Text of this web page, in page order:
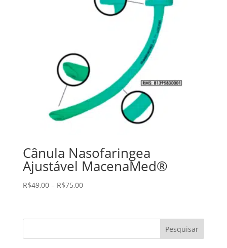
Cânula Nasofaringea
Ajustável MacenaMed®
R$49,00 – R$75,00